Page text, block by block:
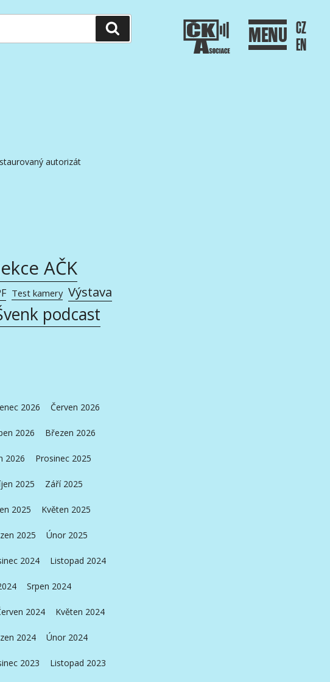
MENU CZ
EN
autorizát
AČK
Test kamery Výstava
podcast
2026 Červen 2026
2026 Březen 2026
2026 Prosinec 2025
2025 Září 2025
2025 Květen 2025
2025 Únor 2025
2024 Listopad 2024
Srpen 2024
2024 Květen 2024
2024 Únor 2024
2023 Listopad 2023